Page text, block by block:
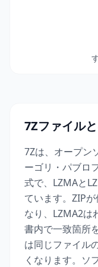
7Zファイル
7Zは、オープン
ーゴリ・パブロ
式で、LZMAと
ています。ZIP
なり、LZMA2は
書内で一致箇所
は同じファイル
くなります。ソ